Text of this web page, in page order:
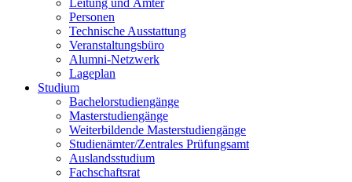
Leitung und Ämter
Personen
Technische Ausstattung
Veranstaltungsbüro
Alumni-Netzwerk
Lageplan
Studium
Bachelorstudiengänge
Masterstudiengänge
Weiterbildende Masterstudiengänge
Studienämter/Zentrales Prüfungsamt
Auslandsstudium
Fachschaftsrat